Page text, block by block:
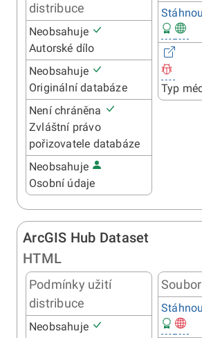
distribuce
Neobsahuje
Autorské dílo
Neobsahuje
Originální databáze
Není chráněna
Zvláštní právo
pořizovatele databáze
Neobsahuje
Osobní údaje
Typ
ArcGIS Hub Dataset
HTML
Podmínky užití
distribuce
Neobsahuje